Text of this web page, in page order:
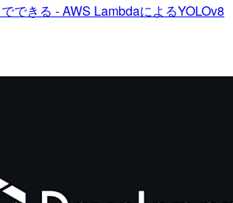
できる - AWS LambdaによるYOLOv8